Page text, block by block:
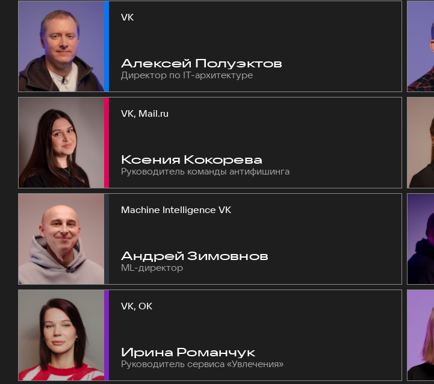
VK
Алексей Полуэктов
Директор по IT-архитектуре
VK, Mail.ru
Ксения Кокорева
Руководитель команды антифишинга
Machine Intelligence VK
Андрей Зимовнов
ML-директор
VK, ОК
Ирина Романчук
Руководитель сервиса «Увлечения»